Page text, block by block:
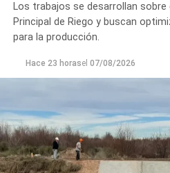
Los trabajos se desarrollan
Principal de Riego y buscan
para la producción.
Hace 23 horasel 07/08/2026